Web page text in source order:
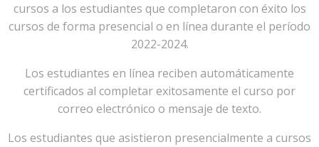
cursos a los estudiantes que completaron con éxito los
cursos de forma presencial o en línea durante el período
2022-2024.
Los estudiantes en línea reciben automáticamente
certificados al completar exitosamente el curso por
correo electrónico o mensaje de texto.
Los estudiantes que asistieron presencialmente a cursos